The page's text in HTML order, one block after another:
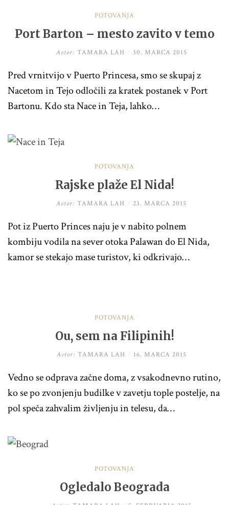
POTOVANJA
Port Barton – mesto zavito v temo
Avtor: TAMARA LAH / 30. MARCA 2015
Pred vrnitvijo v Puerto Princesa, smo se skupaj z
Nacetom in Tejo odločili za kratek postanek v Port
Bartonu. Kdo sta Nace in Teja, lahko…
POTOVANJA
Rajske plaže El Nida!
Avtor: TAMARA LAH / 23. MARCA 2015
Pot iz Puerto Princes naju je v nabito polnem
kombiju vodila na sever otoka Palawan do El Nida,
kamor se stekajo mase turistov, ki odkrivajo…
POTOVANJA
Ou, sem na Filipinih!
Avtor: TAMARA LAH / 16. MARCA 2015
Vedno se odprava začne doma, z vsakodnevno rutino,
ko se po zvonjenju budilke v zavetju tople postelje, na
pol speča zahvalim življenju in telesu, da…
POTOVANJA
Ogledalo Beograda